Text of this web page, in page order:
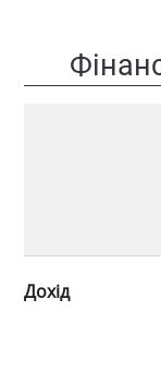
Дохід